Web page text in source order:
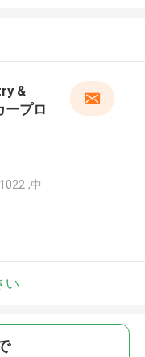
&
ープロ
,中
い